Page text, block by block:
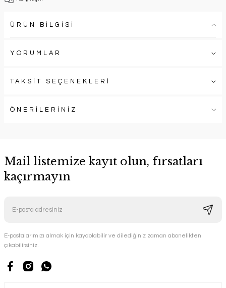
ÜRÜN BİLGİSİ
YORUMLAR
TAKSİT SEÇENEKLERİ
ÖNERİLERİNİZ
Mail listemize kayıt olun, fırsatları
kaçırmayın
E-postalarımızı almak için kaydolabilir ve dilediğiniz zaman abonelikten
çıkabilirsiniz.